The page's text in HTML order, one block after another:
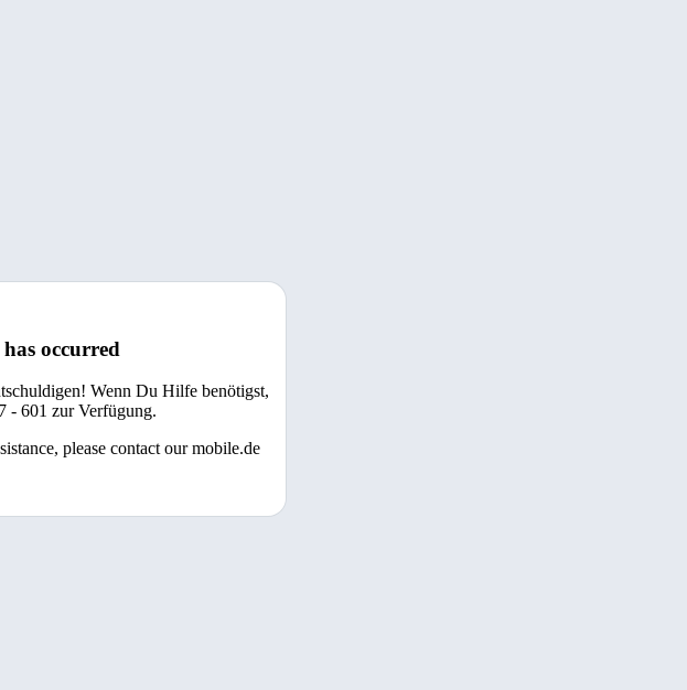
occurred
Wenn Du Hilfe benötigst,
- 601 zur Verfügung.
please contact our mobile.de